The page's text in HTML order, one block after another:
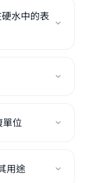
水中的表
單位
用途